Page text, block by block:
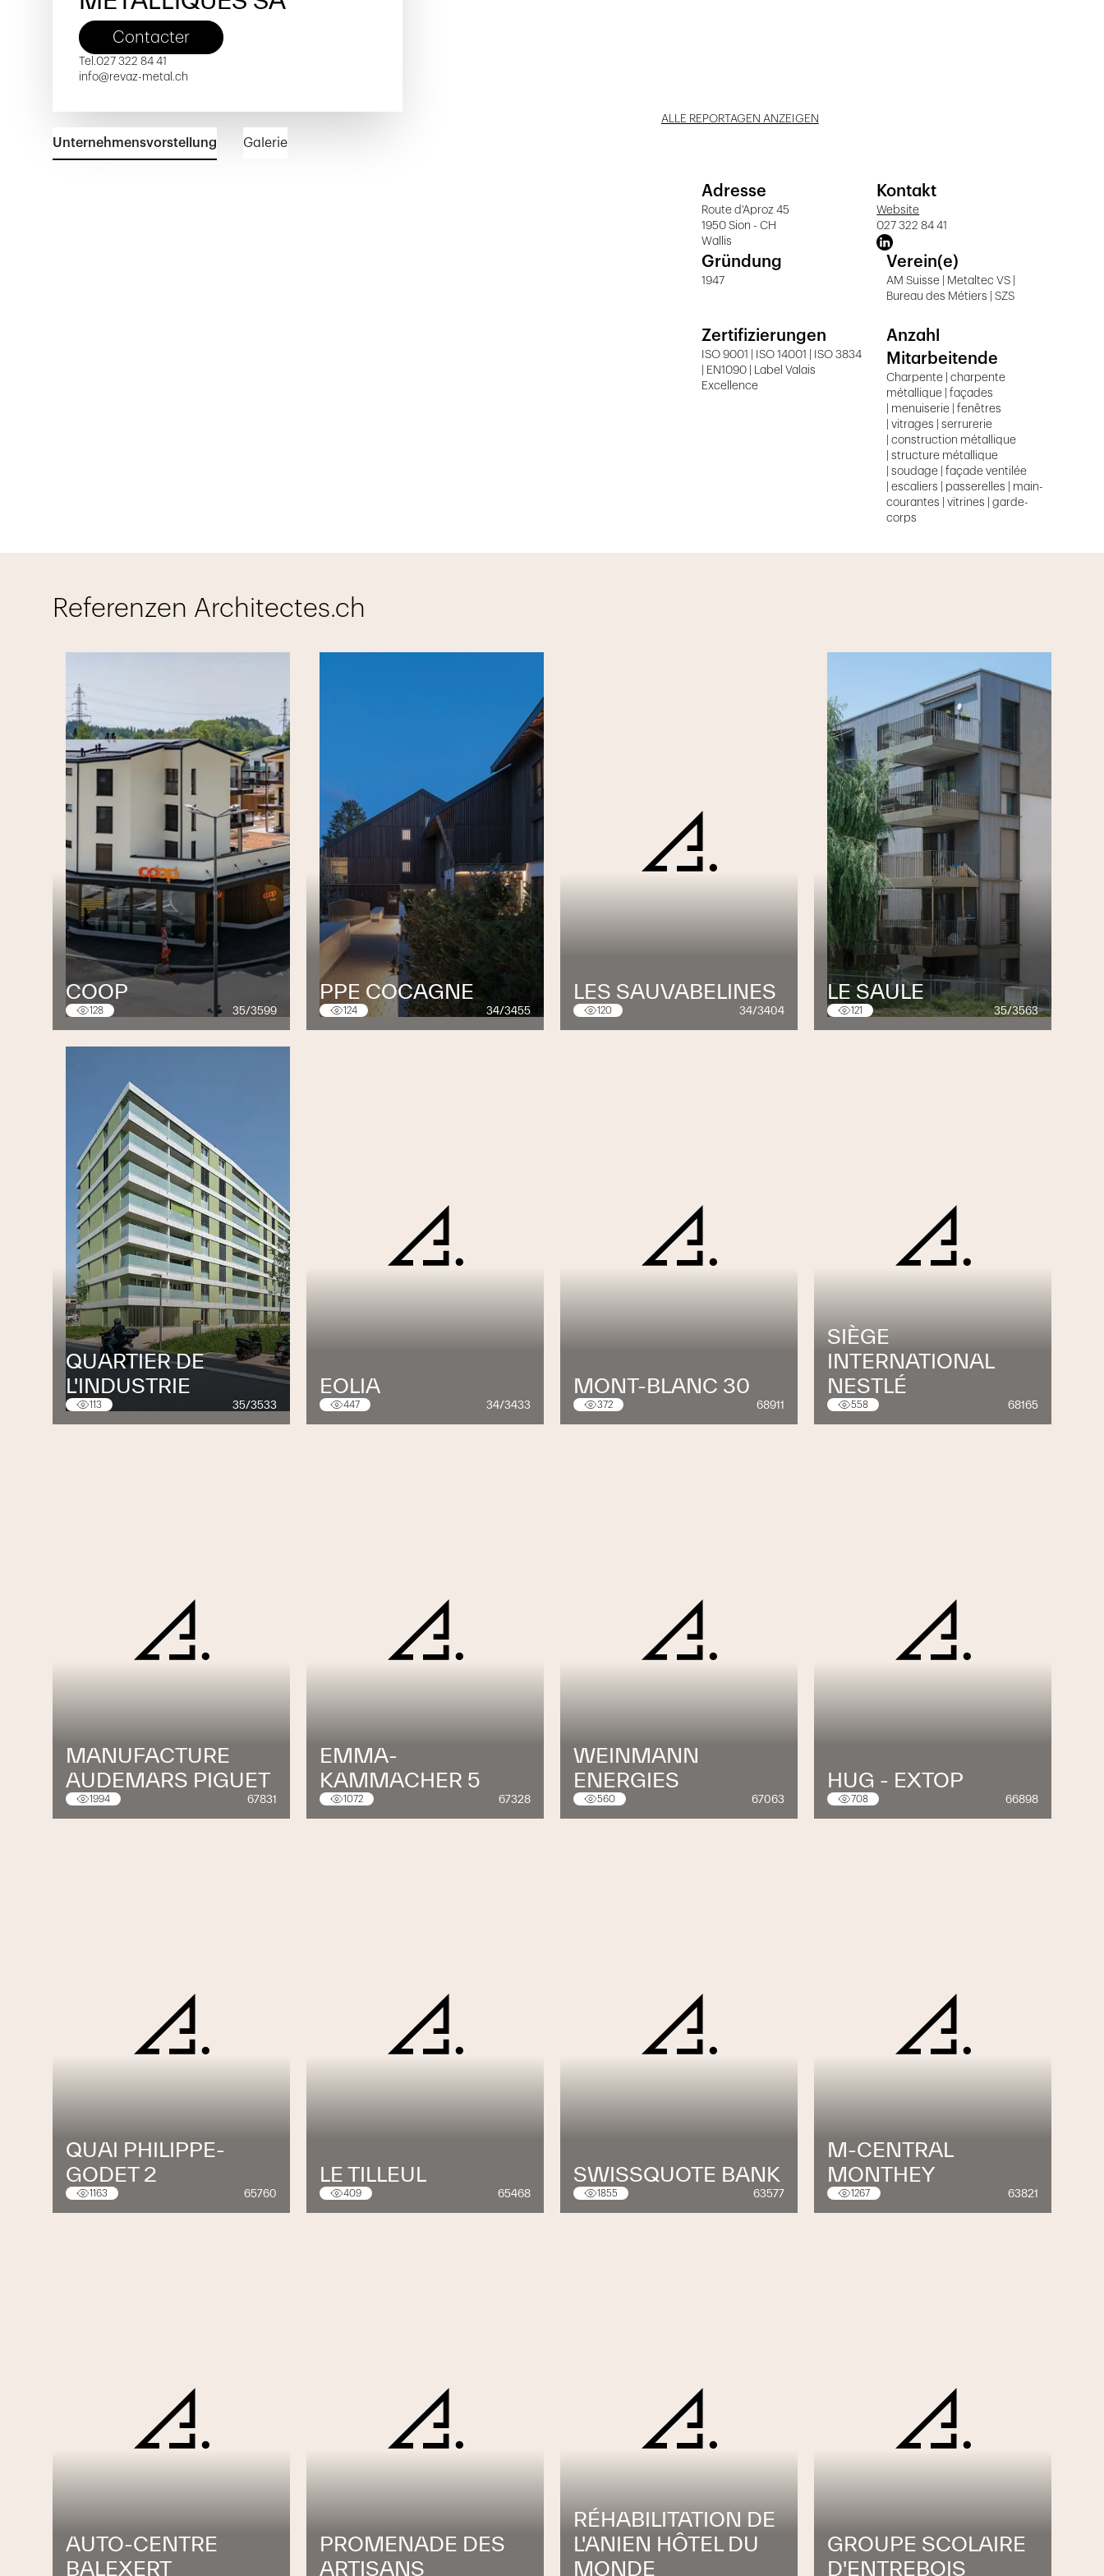
Contacter
Tel.027 322 84 41
info@revaz-metal.ch
ALLE REPORTAGEN ANZEIGEN
Unternehmensvorstellung Galerie
Adresse
Route d'Aproz 45
1950 Sion - CH
Wallis
Kontakt
Website
027 322 84 41
Gründung
1947
Verein(e)
AM Suisse | Metaltec VS |
Bureau des Métiers | SZS
Zertifizierungen
ISO 9001 | ISO 14001 | ISO 3834
| EN1090 | Label Valais
Excellence
Anzahl
Mitarbeitende
Charpente | charpente
métallique | façades
| menuiserie | fenêtres
| vitrages | serrurerie
| construction métallique
| structure métallique
| soudage | façade ventilée
| escaliers | passerelles | main-
courantes | vitrines | garde-
corps
Referenzen Architectes.ch
COOP
128 35/3599
PPE COCAGNE
124 34/3455
LES SAUVABELINES
120 34/3404
LE SAULE
121 35/3563
QUARTIER DE
L'INDUSTRIE
113 35/3533
EOLIA
447 34/3433
MONT-BLANC 30
372 68911
SIÈGE
INTERNATIONAL
NESTLÉ
558 68165
MANUFACTURE
AUDEMARS PIGUET
1994 67831
EMMA-
KAMMACHER 5
1072 67328
WEINMANN
ENERGIES
560 67063
HUG - EXTOP
708 66898
QUAI PHILIPPE-
GODET 2
1163 65760
LE TILLEUL
409 65468
SWISSQUOTE BANK
1855 63577
M-CENTRAL
MONTHEY
1267 63821
AUTO-CENTRE
BALEXERT
PROMENADE DES
ARTISANS
RÉHABILITATION DE
L'ANIEN HÔTEL DU
MONDE
GROUPE SCOLAIRE
D'ENTREBOIS